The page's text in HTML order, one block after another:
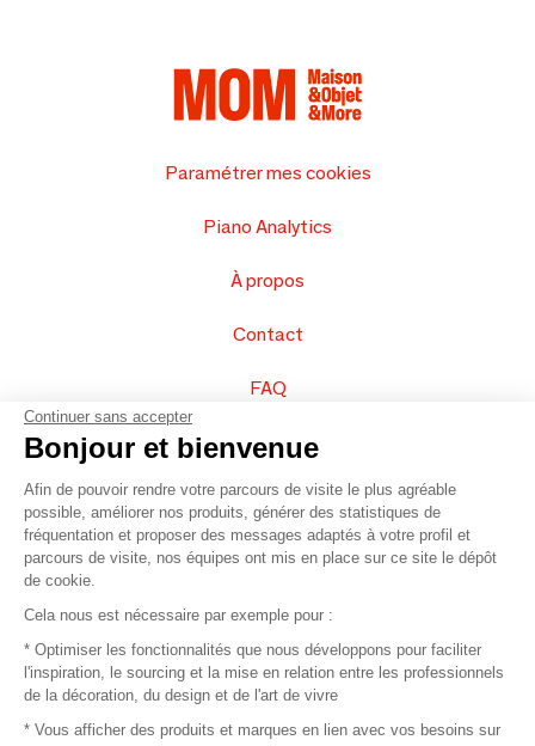
Paramétrer mes cookies
Piano Analytics
À propos
Contact
FAQ
Vendez vos produits
Plan du site
© 2016 –Organisation SAFI
Recrutement
Continuer sans accepter
Bonjour et bienvenue
Afin de pouvoir rendre votre parcours de visite le plus agréable
possible, améliorer nos produits, générer des statistiques de
fréquentation et proposer des messages adaptés à votre profil et
parcours de visite, nos équipes ont mis en place sur ce site le dépôt
de cookie.
Cela nous est nécessaire par exemple pour :
* Optimiser les fonctionnalités que nous développons pour faciliter
l'inspiration, le sourcing et la mise en relation entre les professionnels
de la décoration, du design et de l'art de vivre
* Vous afficher des produits et marques en lien avec vos besoins sur